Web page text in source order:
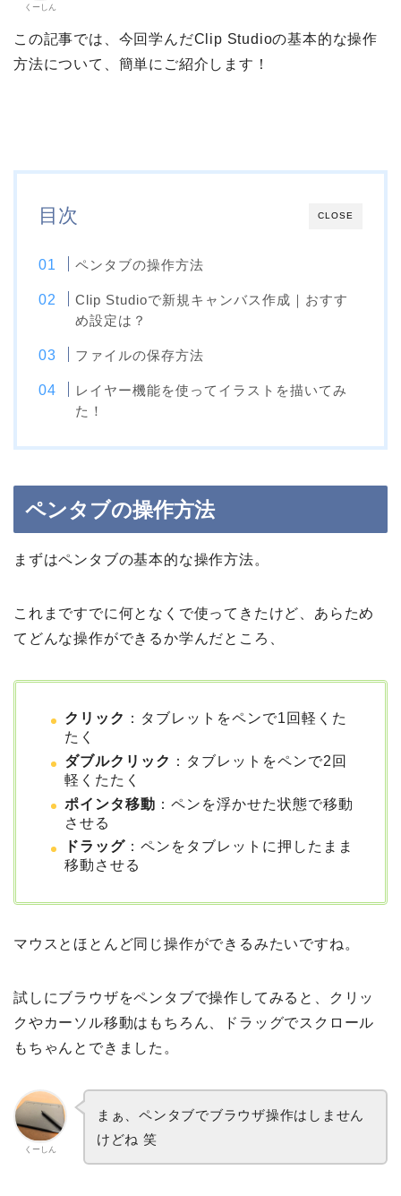
くーしん
この記事では、今回学んだClip Studioの基本的な操作
方法について、簡単にご紹介します！
CLOSE
目次
ペンタブの操作方法
Clip Studioで新規キャンバス作成｜おすす
め設定は？
ファイルの保存方法
レイヤー機能を使ってイラストを描いてみ
た！
ペンタブの操作方法
まずはペンタブの基本的な操作方法。
これまですでに何となくで使ってきたけど、あらため
てどんな操作ができるか学んだところ、
クリック ：タブレットをペンで1回軽くた
たく
ダブルクリック ：タブレットをペンで2回
軽くたたく
ポインタ移動 ：ペンを浮かせた状態で移動
させる
ドラッグ ：ペンをタブレットに押したまま
移動させる
マウスとほとんど同じ操作ができるみたいですね。
試しにブラウザをペンタブで操作してみると、クリッ
クやカーソル移動はもちろん、ドラッグでスクロール
もちゃんとできました。
くーしん
まぁ、ペンタブでブラウザ操作はしません
けどね 笑